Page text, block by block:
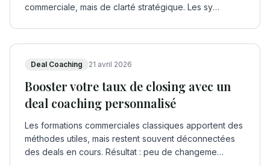
commerciale, mais de clarté stratégique. Les sy…
Deal Coaching 21 avril 2026
Booster votre taux de closing avec un
deal coaching personnalisé
Les formations commerciales classiques apportent des
méthodes utiles, mais restent souvent déconnectées
des deals en cours. Résultat : peu de changeme…